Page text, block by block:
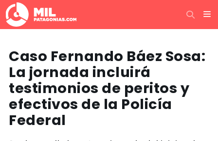
Caso Fernando Báez Sosa:
La jornada incluirá
testimonios de peritos y
efectivos de la Policía
Federal